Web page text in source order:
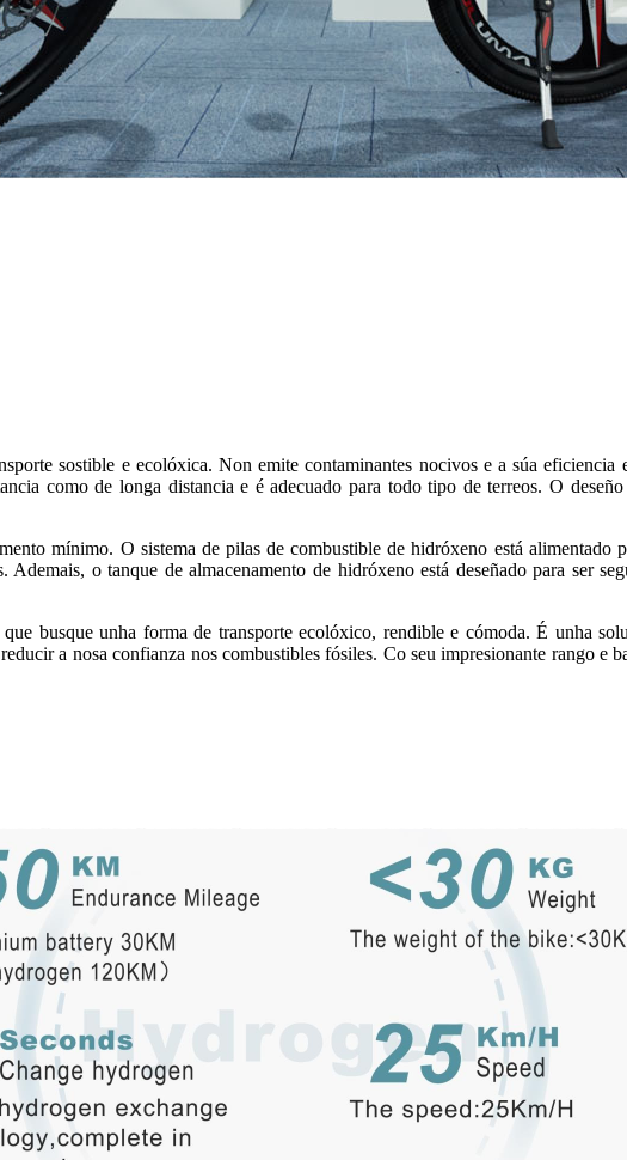
sostible e ecolóxica. Non emite contaminantes nocivos e a súa eficiencia
como de longa distancia e é adecuado para todo tipo de terreos. O
mínimo. O sistema de pilas de combustible de hidróxeno está alimentado
o tanque de almacenamento de hidróxeno está deseñado para ser
busque unha forma de transporte ecolóxico, rendible e cómoda. É unha
a nosa confianza nos combustibles fósiles. Co seu impresionante rango e